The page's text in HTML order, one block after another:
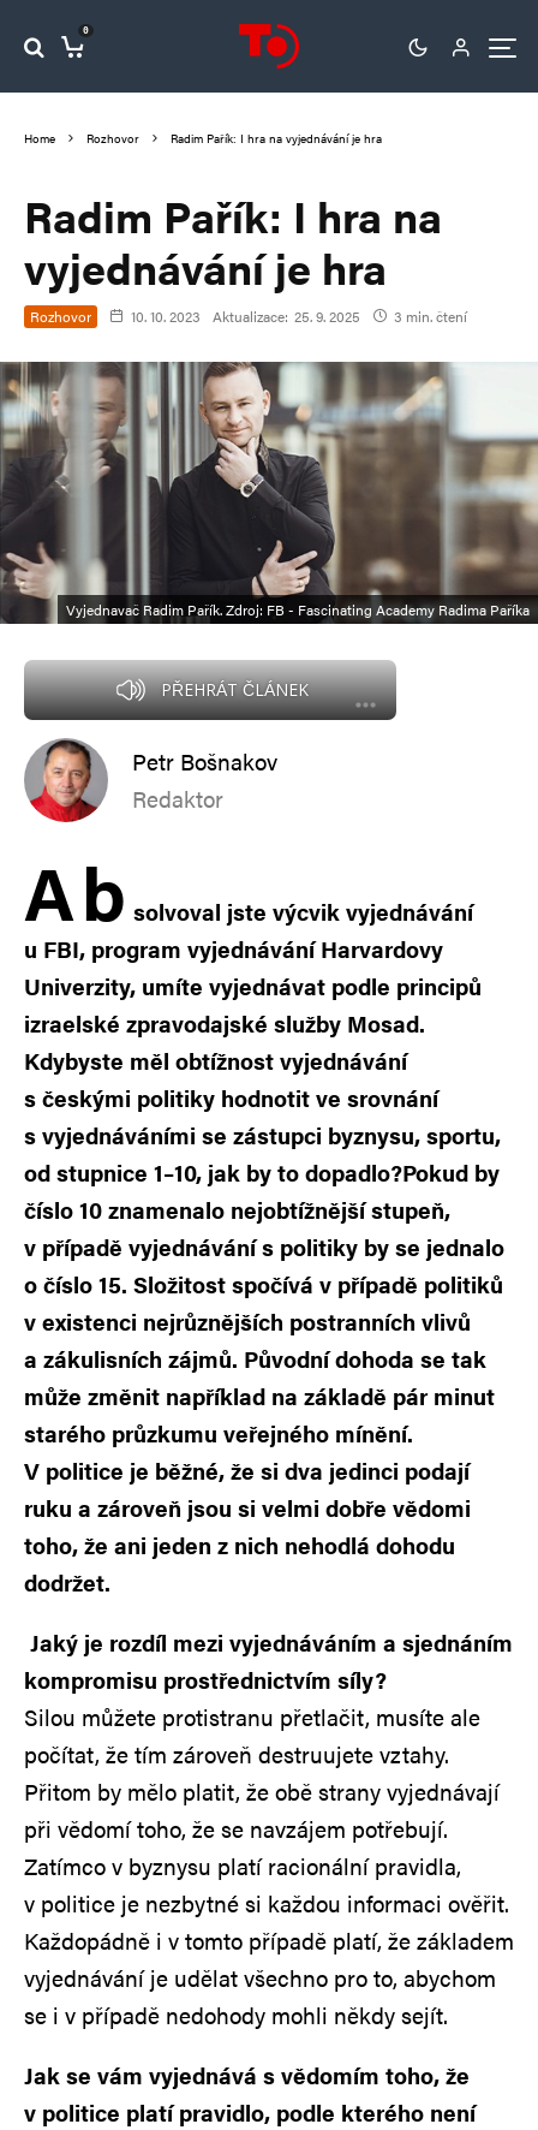
0
Home Rozhovor Radim Pařík: I hra na vyjednávání je hra
Radim Pařík: I hra na
vyjednávání je hra
Rozhovor 10. 10. 2023 Aktualizace: 25. 9. 2025 3 min. čtení
Vyjednavač Radim Pařík. Zdroj: FB - Fascinating Academy Radima Paříka
PŘEHRÁT ČLÁNEK
Petr Bošnakov
Redaktor
Ab solvoval jste výcvik vyjednávání
u FBI, program vyjednávání Harvardovy
Univerzity, umíte vyjednávat podle principů
izraelské zpravodajské služby Mosad.
Kdybyste měl obtížnost vyjednávání
s českými politiky hodnotit ve srovnání
s vyjednáváními se zástupci byznysu, sportu,
od stupnice 1–10, jak by to dopadlo?Pokud by
číslo 10 znamenalo nejobtížnější stupeň,
v případě vyjednávání s politiky by se jednalo
o číslo 15. Složitost spočívá v případě politiků
v existenci nejrůznějších postranních vlivů
a zákulisních zájmů. Původní dohoda se tak
může změnit například na základě pár minut
starého průzkumu veřejného mínění.
V politice je běžné, že si dva jedinci podají
ruku a zároveň jsou si velmi dobře vědomi
toho, že ani jeden z nich nehodlá dohodu
dodržet.
Jaký je rozdíl mezi vyjednáváním a sjednáním
kompromisu prostřednictvím síly?
Silou můžete protistranu přetlačit, musíte ale
počítat, že tím zároveň destruujete vztahy.
Přitom by mělo platit, že obě strany vyjednávají
při vědomí toho, že se navzájem potřebují.
Zatímco v byznysu platí racionální pravidla,
v politice je nezbytné si každou informaci ověřit.
Každopádně i v tomto případě platí, že základem
vyjednávání je udělat všechno pro to, abychom
se i v případě nedohody mohli někdy sejít.
Jak se vám vyjednává s vědomím toho, že
v politice platí pravidlo, podle kterého není